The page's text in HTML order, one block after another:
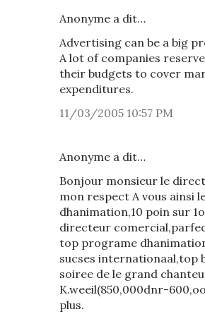
Anonyme a dit…
Advertising can be a big
A lot of companies
their budgets to cover
expenditures.
11/03/2005 10:57 PM
Anonyme a dit…
Bonjour monsieur le
mon respect A vous ainsi
dhanimation,10 poin sur
directeur
top programe
sucses internationaal,top
soiree de le grand
K.weeil(850,000dnr-
plus.